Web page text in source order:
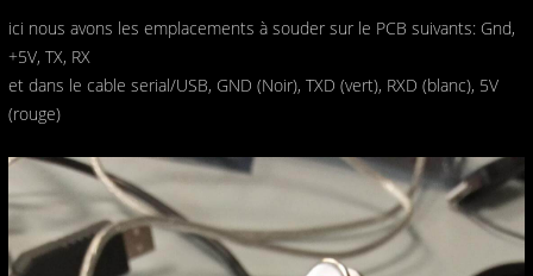
ici nous avons les emplacements à souder sur le PCB suivants: Gnd,
+5V, TX, RX
et dans le cable serial/USB, GND (Noir), TXD (vert), RXD (blanc), 5V
(rouge)